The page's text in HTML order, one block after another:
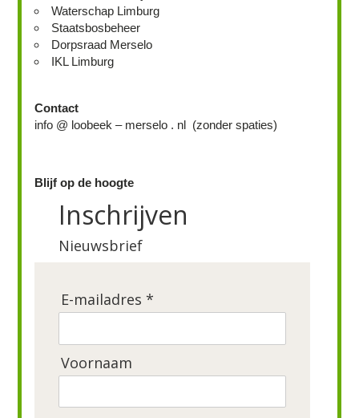
Waterschap Limburg
Staatsbosbeheer
Dorpsraad Merselo
IKL Limburg
Contact
info @ loobeek – merselo . nl (zonder spaties)
Blijf op de hoogte
Inschrijven
Nieuwsbrief
E-mailadres *
Voornaam